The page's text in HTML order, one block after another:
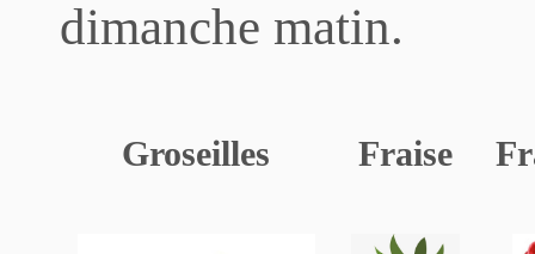
dimanche matin.
Groseilles Fraise